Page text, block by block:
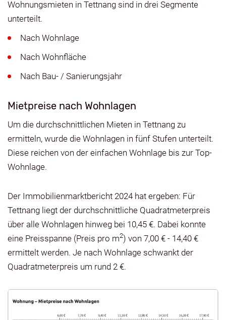
Wohnungsmieten in Tettnang sind in drei Segmente
unterteilt.
Nach Wohnlage
Nach Wohnfläche
Nach Bau- / Sanierungsjahr
Mietpreise nach Wohnlagen
Um die durchschnittlichen Mieten in Tettnang zu
ermitteln, wurde die Wohnlagen in fünf Stufen unterteilt.
Diese reichen von der einfachen Wohnlage bis zur Top-
Wohnlage.
Der Immobilienmarktbericht 2024 hat ergeben: Für
Tettnang liegt der durchschnittliche Quadratmeterpreis
über alle Wohnlagen hinweg bei 10,45 €. Dabei konnte
eine Preisspanne (Preis pro m2) von 7,00 € - 14,40 €
ermittelt werden. Je nach Wohnlage schwankt der
Quadratmeterpreis um rund 2 €.